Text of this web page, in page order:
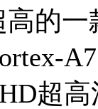
的
超